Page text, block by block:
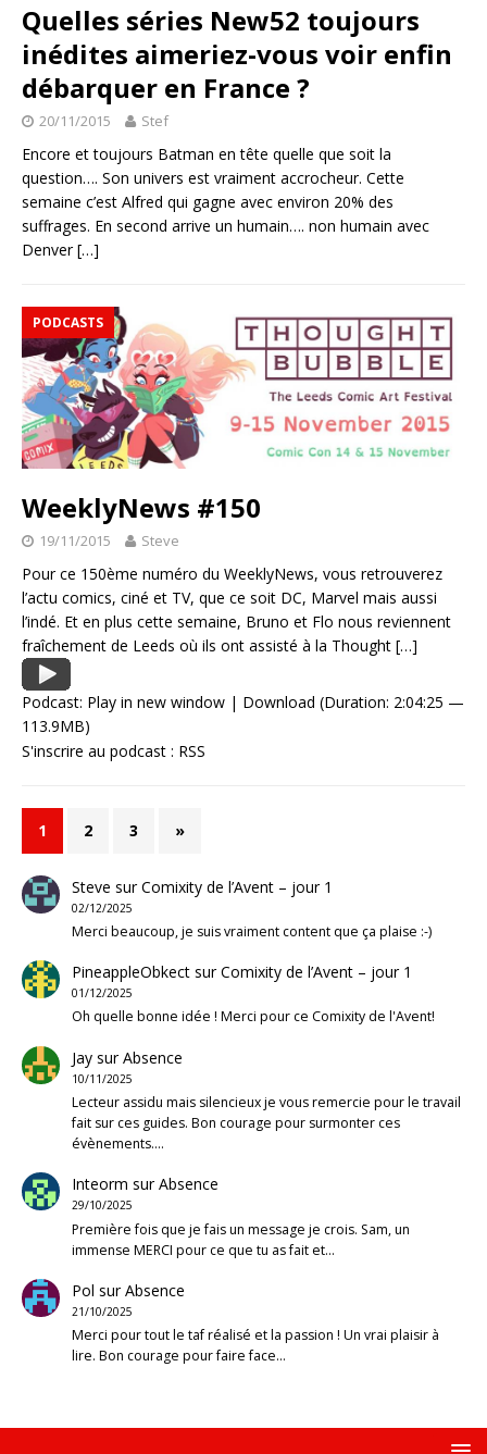
Quelles séries New52 toujours
inédites aimeriez-vous voir enfin
débarquer en France ?
20/11/2015 Stef
Encore et toujours Batman en tête quelle que soit la
question…. Son univers est vraiment accrocheur. Cette
semaine c’est Alfred qui gagne avec environ 20% des
suffrages. En second arrive un humain…. non humain avec
Denver[…]
PODCASTS
WeeklyNews #150
19/11/2015 Steve
Pour ce 150ème numéro du WeeklyNews, vous retrouverez
l’actu comics, ciné et TV, que ce soit DC, Marvel mais aussi
l’indé. Et en plus cette semaine, Bruno et Flo nous reviennent
fraîchement de Leeds où ils ont assisté à la Thought […]
Podcast: Play in new window | Download (Duration: 2:04:25 —
113.9MB)
S'inscrire au podcast : RSS
1 2 3 »
Steve surComixity de l’Avent – jour 1
02/12/2025
Merci beaucoup, je suis vraiment content que ça plaise :-)
PineappleObkectsurComixity de l’Avent – jour 1
01/12/2025
Oh quelle bonne idée ! Merci pour ce Comixity de l'Avent!
JaysurAbsence
10/11/2025
Lecteur assidu mais silencieux je vous remercie pour le travail
fait sur ces guides. Bon courage pour surmonter ces
évènements.…
Inteorm surAbsence
29/10/2025
Première fois que je fais un message je crois. Sam, un
immense MERCI pour ce que tu as fait et…
Pol surAbsence
21/10/2025
Merci pour tout le taf réalisé et la passion ! Un vrai plaisir à
lire. Bon courage pour faire face…